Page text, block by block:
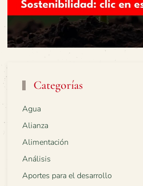
Categorías
Agua
Alianza
Alimentación
Análisis
Aportes para el desarrollo